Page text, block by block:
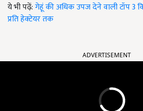
ये भी पढ़ें:गेहूं की अधिक उपज देने वाली टॉप 3
प्रति हेक्टेयर तक
ADVERTISEMENT